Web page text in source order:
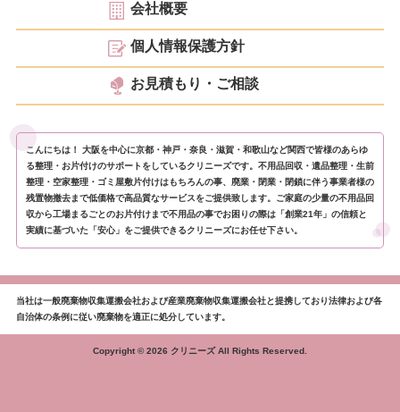
会社概要
個人情報保護方針
お見積もり・ご相談
こんにちは！ 大阪を中心に京都・神戸・奈良・滋賀・和歌山など関西で皆様のあらゆ
る整理・お片付けのサポートをしているクリニーズです。不用品回収・遺品整理・生前
整理・空家整理・ゴミ屋敷片付けはもちろんの事、廃業・閉業・閉鎖に伴う事業者様の
残置物撤去まで低価格で高品質なサービスをご提供致します。ご家庭の少量の不用品回
収から工場まるごとのお片付けまで不用品の事でお困りの際は「創業21年」の信頼と
実績に基づいた「安心」をご提供できるクリニーズにお任せ下さい。
当社は一般廃棄物収集運搬会社および産業廃棄物収集運搬会社と提携しており法律および各
自治体の条例に従い廃棄物を適正に処分しています。
Copyright © 2026 クリニーズ All Rights Reserved.